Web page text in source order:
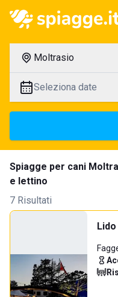
Moltrasio
Seleziona date
Spiagge per cani
e lettino
7 Risultati